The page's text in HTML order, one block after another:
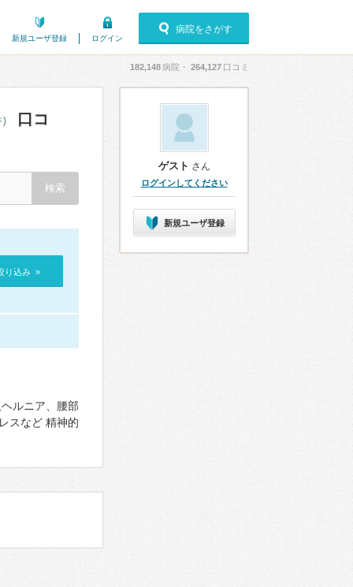
新規ユーザ登録 ログイン
病院をさがす
182,148病院・ 264,127 口コミ
口コ
り込み »
ルニア、腰部
スなど 精神的
ゲスト さん
ログインしてください
新規ユーザ登録